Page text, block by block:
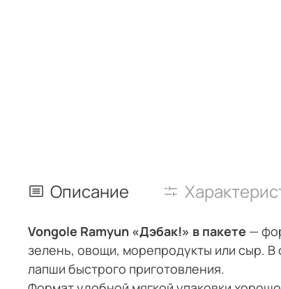
Описание
Vongole Ramyun «Дэбак!» в пакете —
зелень, овощи, морепродукты или сыр.
лапши быстрого приготовления.